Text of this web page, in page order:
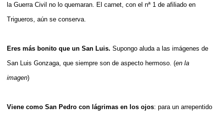
la Guerra Civil no lo quemaran. El carnet, con el nª 1 de afiliado en
Trigueros, aún se conserva.
Eres más bonito que un San Luis. Supongo aluda a las imágenes de
San Luis Gonzaga, que siempre son de aspecto hermoso. (en la
imagen)
Viene como San Pedro con lágrimas en los ojos: para un arrepentido